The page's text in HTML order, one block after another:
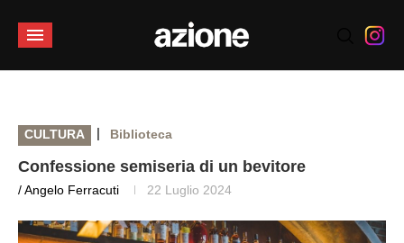
CULTURA | Biblioteca
Confessione semiseria di un bevitore
/ Angelo Ferracuti 22 Luglio 2024